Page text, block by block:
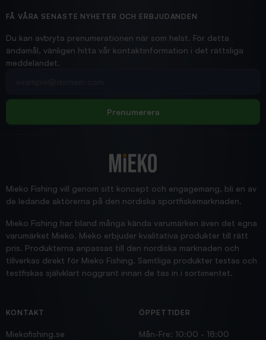
Hittade exakt vad jag behövde. Snabb och bra...
Jensa
FÅ VÅRA SENASTE NYHETER OCH ERBJUDANDEN
Du kan avbryta prenumerationen när som helst. För detta
ändamål, vänligen hitta vår kontaktinformation i det rättsliga
meddelandet.
Prenumerera
Mieko Fishing vill genom sitt koncept och engagemang, bli en av
de ledande aktörerna på den nordiska sportfiskemarknaden.
Mieko Fishing har bland många kända varumärken även det egna
varumärket Mieko. Mieko erbjuder kvalitativa produkter till rätt
pris. Produkterna anpassas till den nordiska marknaden och
tillverkas direkt för Mieko Fishing. Samtliga produkter testas och
testfiskas självklart noggrant innan de tas in i sortimentet.
KONTAKT
Miekofishing.se
ÖPPETTIDER
Mån-Fre: 10:00 - 18:00